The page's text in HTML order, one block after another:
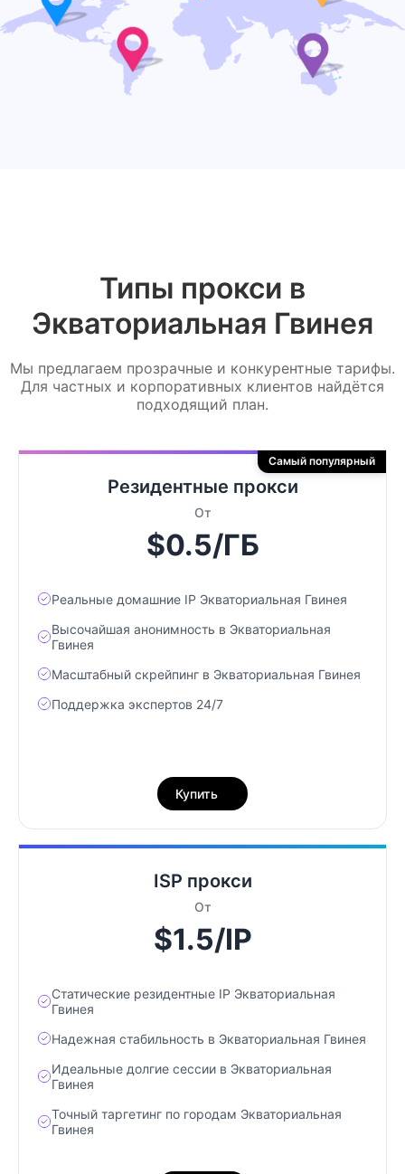
Типы прокси в
Экваториальная Гвинея
Мы предлагаем прозрачные и конкурентные тарифы.
Для частных и корпоративных клиентов найдётся
подходящий план.
Резидентные прокси
От
$0.5/ГБ
Реальные домашние IP Экваториальная Гвинея
Высочайшая анонимность в Экваториальная
Гвинея
Масштабный скрейпинг в Экваториальная Гвинея
Поддержка экспертов 24/7
Самый популярный
Купить
ISP прокси
От
$1.5/IP
Статические резидентные IP Экваториальная
Гвинея
Надежная стабильность в Экваториальная Гвинея
Идеальные долгие сессии в Экваториальная
Гвинея
Точный таргетинг по городам Экваториальная
Гвинея